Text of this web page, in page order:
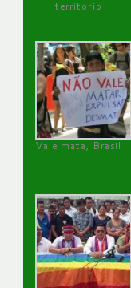
territorio
Vale mata, Brasil